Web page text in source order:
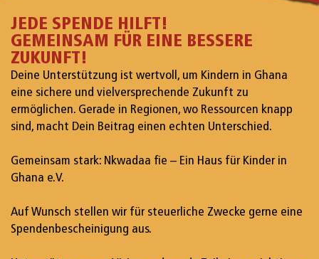
JEDE SPENDE HILFT!
GEMEINSAM FÜR EINE BESSERE
ZUKUNFT!
Deine Unterstützung ist wertvoll, um Kindern in Ghana
eine sichere und vielversprechende Zukunft zu
ermöglichen. Gerade in Regionen, wo Ressourcen knapp
sind, macht Dein Beitrag einen echten Unterschied.
Gemeinsam stark: Nkwadaa fie – Ein Haus für Kinder in
Ghana e.V.
Auf Wunsch stellen wir für steuerliche Zwecke gerne eine
Spendenbescheinigung aus.